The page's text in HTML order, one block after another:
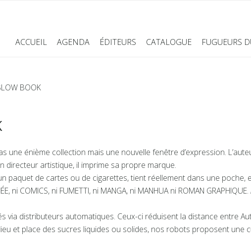
ACCUEIL AGENDA ÉDITEURS CATALOGUE FUGUEURS
BOOK
une énième collection mais une nouvelle fenêtre d’expression.
directeur artistique, il imprime sa propre marque.
paquet de cartes ou de cigarettes, tient réellement dans une
ni COMICS, ni FUMETTI, ni MANGA, ni MANHUA ni ROMAN
via distributeurs automatiques. Ceux-ci réduisent la distance entre
et place des sucres liquides ou solides, nos robots proposent une